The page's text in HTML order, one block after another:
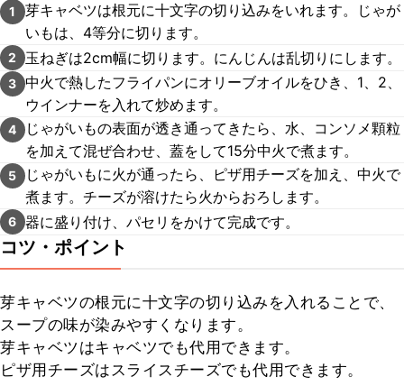
1
芽キャベツは根元に十文字の切り込みをいれます。じゃが
いもは、4等分に切ります。
2 玉ねぎは2cm幅に切ります。にんじんは乱切りにします。
3 中火で熱したフライパンにオリーブオイルをひき、1、2、
ウインナーを入れて炒めます。
4
じゃがいもの表面が透き通ってきたら、水、コンソメ顆粒
を加えて混ぜ合わせ、蓋をして15分中火で煮ます。
5
じゃがいもに火が通ったら、ピザ用チーズを加え、中火で
煮ます。チーズが溶けたら火からおろします。
6 器に盛り付け、パセリをかけて完成です。
コツ・ポイント
芽キャベツの根元に十文字の切り込みを入れることで、
スープの味が染みやすくなります。
芽キャベツはキャベツでも代用できます。
ピザ用チーズはスライスチーズでも代用できます。